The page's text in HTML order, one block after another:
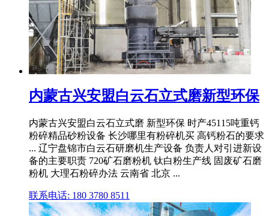
内蒙古兴安盟白云石立式磨新型环保
内蒙古兴安盟白云石立式磨 新型环保 时产45115吨重钙
粉碎精品砂粉设备 长沙哪里有粉碎机买 高钙粉石的要求
... 辽宁盘锦市白云石研磨机生产设备 负责人对引进新设
备的主要职责 720矿石磨粉机 钛白粉生产线 固废矿石磨
粉机 大理石粉碎办法 云南省 北京 ...
联系电话: 180 3780 8511